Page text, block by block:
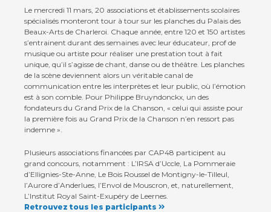
Demande de financement
L’agenda CAP48
Contact
Actualités
Le mercredi 11 mars, 20 associations et établissements scolaires
spécialisés monteront tour à tour sur les planches du Palais des
Beaux-Arts de Charleroi. Chaque année, entre 120 et 150 artistes
s’entrainent durant des semaines avec leur éducateur, prof de
musique ou artiste pour réaliser une prestation tout à fait
unique, qu’il s’agisse de chant, danse ou de théâtre. Les planches
de la scène deviennent alors un véritable canal de
communication entre les interprètes et leur public, où l’émotion
est à son comble. Pour Philippe Bruyndonckx, un des
fondateurs du Grand Prix de la Chanson, « celui qui assiste pour
la première fois au Grand Prix de la Chanson n’en ressort pas
indemne ».
Plusieurs associations financées par CAP48 participent au
grand concours, notamment : L’IRSA d’Uccle, La Pommeraie
d’Ellignies-Ste-Anne, Le Bois Roussel de Montigny-le-Tilleul,
l’Aurore d’Anderlues, l’Envol de Mouscron, et, naturellement,
L’Institut Royal Saint-Exupéry de Leernes.
Retrouvez tous les participants